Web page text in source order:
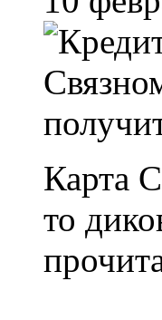
Карта
то